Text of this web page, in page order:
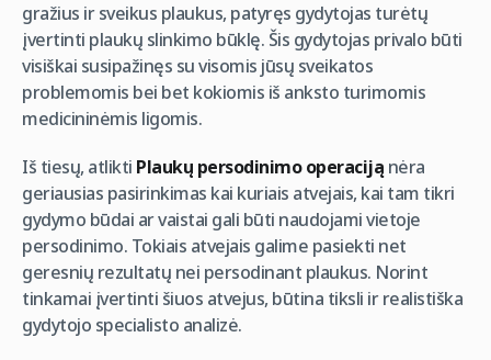
gražius ir sveikus plaukus, patyręs gydytojas turėtų
įvertinti plaukų slinkimo būklę. Šis gydytojas privalo būti
visiškai susipažinęs su visomis jūsų sveikatos
problemomis bei bet kokiomis iš anksto turimomis
medicininėmis ligomis.
Iš tiesų, atlikti Plaukų persodinimo operaciją nėra
geriausias pasirinkimas kai kuriais atvejais, kai tam tikri
gydymo būdai ar vaistai gali būti naudojami vietoje
persodinimo. Tokiais atvejais galime pasiekti net
geresnių rezultatų nei persodinant plaukus. Norint
tinkamai įvertinti šiuos atvejus, būtina tiksli ir realistiška
gydytojo specialisto analizė.